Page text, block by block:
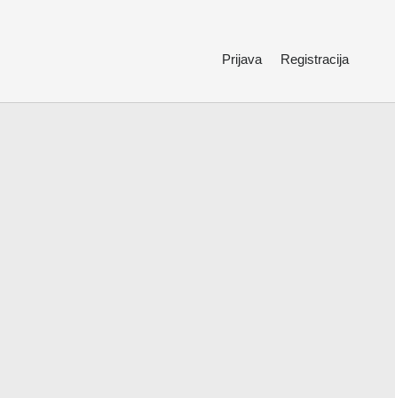
Prijava Registracija